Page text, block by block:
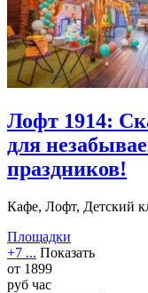
Лофт 1914:
для
праздников!
Кафе, Лофт, Детский
Площадки
+7 ... Показать
от 1899
руб час